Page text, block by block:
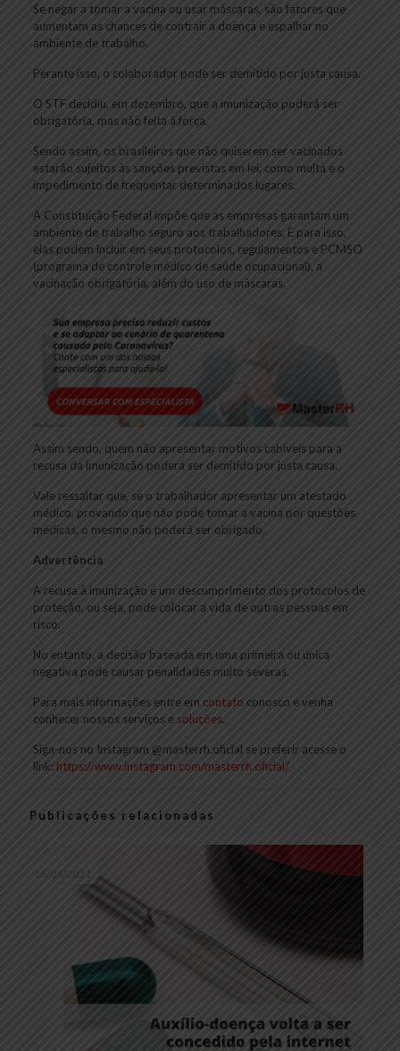
Se negar a tomar a vacina ou usar máscaras, são fatores que
aumentam as chances de contrair a doença e espalhar no
ambiente de trabalho.
Perante isso, o colaborador pode ser demitido por justa causa.
O STF decidiu, em dezembro, que a imunização poderá ser
obrigatória, mas não feita à força.
Sendo assim, os brasileiros que não quiserem ser vacinados
estarão sujeitos às sanções previstas em lei, como multa e o
impedimento de frequentar determinados lugares.
A Constituição Federal impõe que as empresas garantam um
ambiente de trabalho seguro aos trabalhadores. E para isso,
elas podem incluir em seus protocolos, regulamentos e PCMSO
(programa de controle médico de saúde ocupacional), a
vacinação obrigatória, além do uso de máscaras.
Assim sendo, quem não apresentar motivos cabíveis para a
recusa da imunização poderá ser demitido por justa causa.
Vale ressaltar que, se o trabalhador apresentar um atestado
médico, provando que não pode tomar a vacina por questões
médicas, o mesmo não poderá ser obrigado.
Advertência
A recusa à imunização é um descumprimento dos protocolos de
proteção, ou seja, pode colocar a vida de outras pessoas em
risco.
No entanto, a decisão baseada em uma primeira ou única
negativa pode causar penalidades muito severas.
Para mais informações entre em contato conosco e venha
conhecer nossos serviços e soluções.
Siga-nos no Instagram @masterrh.oficial se preferir acesse o
link: https://www.instagram.com/masterrh.oficial/
Publicações relacionadas
16/04/2021